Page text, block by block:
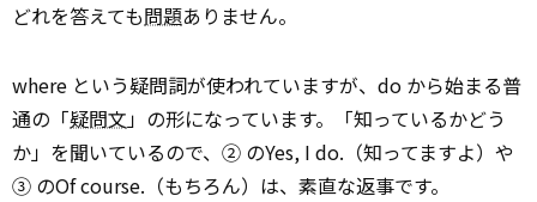
どれを答えても問題ありません。
where という疑問詞が使われていますが、do から始まる普
通の「疑問文」の形になっています。「知っているかどう
か」を聞いているので、② のYes, I do.（知ってますよ）や
③ のOf course.（もちろん）は、素直な返事です。